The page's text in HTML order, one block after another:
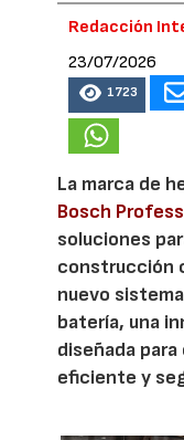
Redacción
23/07/2026
1723
La marca de
Bosch
soluciones
construcción
nuevo
batería, una
diseñada
eficiente y